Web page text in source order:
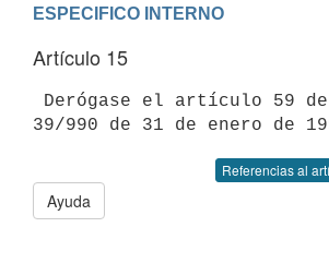
ESPECIFICO INTERNO
Artículo 15
Referencias al
Ayuda